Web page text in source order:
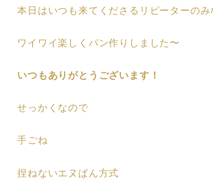
本日はいつも来てくださるリピーターのみ
ワイワイ楽しくパン作りしました〜
いつもありがとうございます！
せっかくなので
手ごね
捏ねないエヌぱん方式